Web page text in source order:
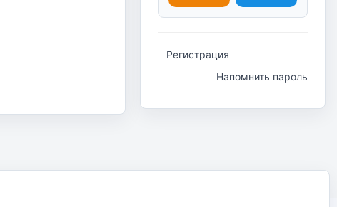
Регистрация
Напомнить пароль